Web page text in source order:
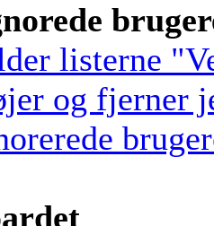
listerne
og fjerner